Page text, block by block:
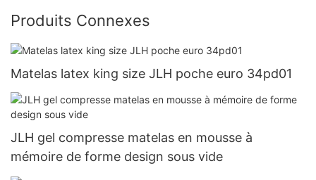
Produits Connexes
Matelas latex king size JLH poche euro 34pd01
JLH gel compresse matelas en mousse à
mémoire de forme design sous vide